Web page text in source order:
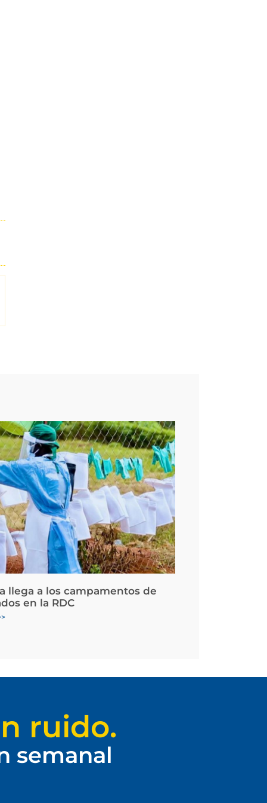
llega a los campamentos de
en la RDC
ruido.
semanal